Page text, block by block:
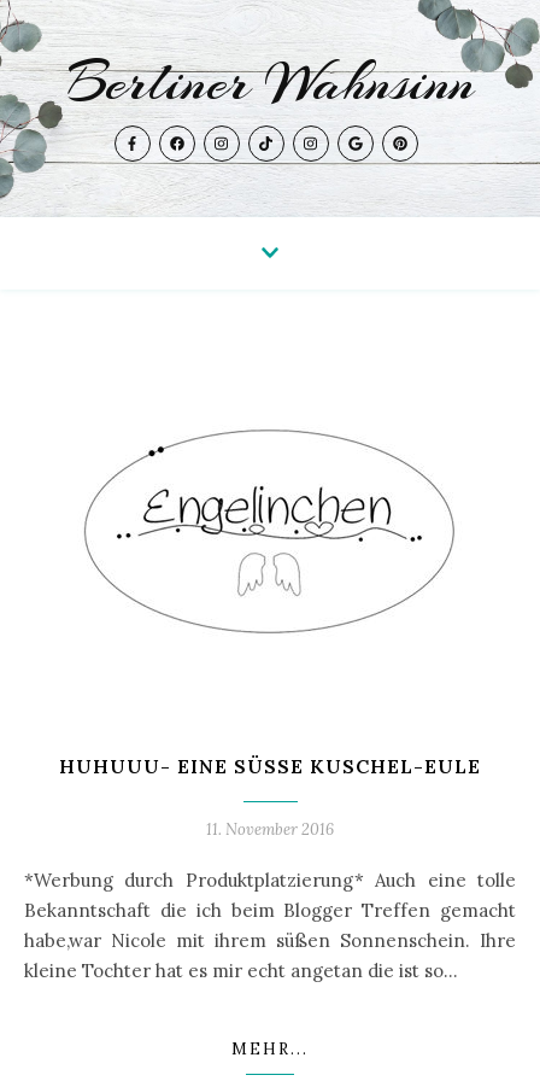
Berliner Wahnsinn
HUHUUU- EINE SÜSSE KUSCHEL-EULE
11. November 2016
*Werbung durch Produktplatzierung* Auch eine tolle
Bekanntschaft die ich beim Blogger Treffen gemacht
habe,war Nicole mit ihrem süßen Sonnenschein. Ihre
kleine Tochter hat es mir echt angetan die ist so…
MEHR...